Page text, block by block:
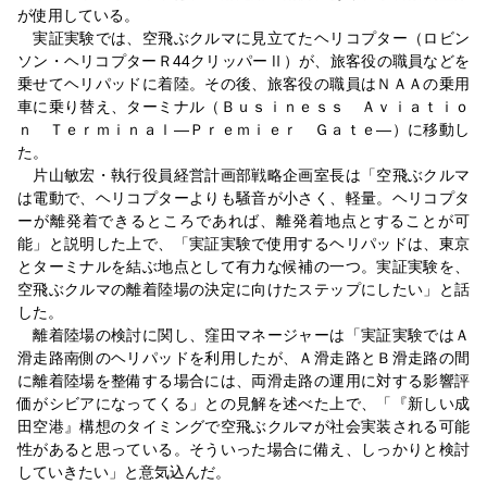
が使用している。
実証実験では、空飛ぶクルマに見立てたヘリコプター（ロビン
ソン・ヘリコプターＲ44クリッパーⅡ）が、旅客役の職員などを
乗せてヘリパッドに着陸。その後、旅客役の職員はＮＡＡの乗用
車に乗り替え、ターミナル（Ｂｕｓｉｎｅｓｓ Ａｖｉａｔｉｏ
ｎ Ｔｅｒｍｉｎａｌ―Ｐｒｅｍｉｅｒ Ｇａｔｅ―）に移動し
た。
片山敏宏・執行役員経営計画部戦略企画室長は「空飛ぶクルマ
は電動で、ヘリコプターよりも騒音が小さく、軽量。ヘリコプタ
ーが離発着できるところであれば、離発着地点とすることが可
能」と説明した上で、「実証実験で使用するヘリパッドは、東京
とターミナルを結ぶ地点として有力な候補の一つ。実証実験を、
空飛ぶクルマの離着陸場の決定に向けたステップにしたい」と話
した。
離着陸場の検討に関し、窪田マネージャーは「実証実験ではＡ
滑走路南側のヘリパッドを利用したが、Ａ滑走路とＢ滑走路の間
に離着陸場を整備する場合には、両滑走路の運用に対する影響評
価がシビアになってくる」との見解を述べた上で、「『新しい成
田空港』構想のタイミングで空飛ぶクルマが社会実装される可能
性があると思っている。そういった場合に備え、しっかりと検討
していきたい」と意気込んだ。